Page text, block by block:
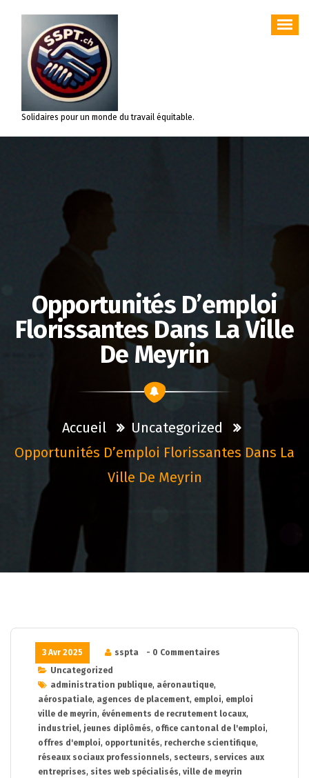
contenu
Solidaires pour un monde du travail équitable.
Opportunités D’emploi
Florissantes Dans La Ville
De Meyrin
Accueil
Uncategorized
Opportunités D’emploi Florissantes Dans La
Ville De Meyrin
3 Avr 2025 sspta
- 0 Commentaires
Uncategorized
administration publique, aéronautique,
aérospatiale, agences de placement, emploi, emploi
ville de meyrin, événements de recrutement locaux,
industriel, jeunes diplômés, office cantonal de l'emploi,
offres d'emploi, opportunités, recherche scientifique,
réseaux sociaux professionnels, secteurs, services aux
entreprises, sites web spécialisés, ville de meyrin